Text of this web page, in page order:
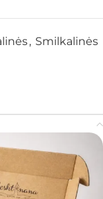
, Smilkalinės